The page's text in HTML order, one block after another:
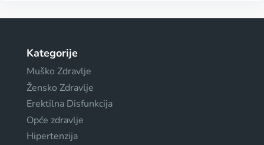
Kategorije
Muško Zdravlje
Žensko Zdravlje
Erektilna Disfunkcija
Opće zdravlje
Hipertenzija